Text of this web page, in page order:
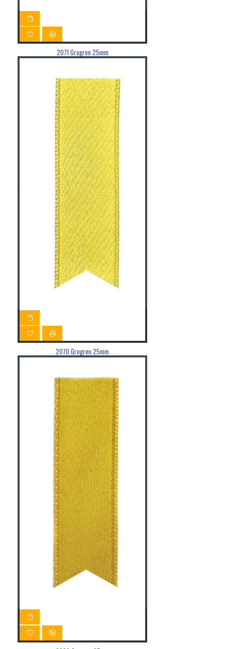
2071 Grogren 25mm
2070 Grogren 25mm